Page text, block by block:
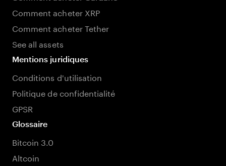
Comment acheter XRP
Comment acheter Tether
See all assets
Mentions juridiques
Conditions d'utilisation
Politique de confidentialité
GPSR
Glossaire
Bitcoin 3.0
Altcoin